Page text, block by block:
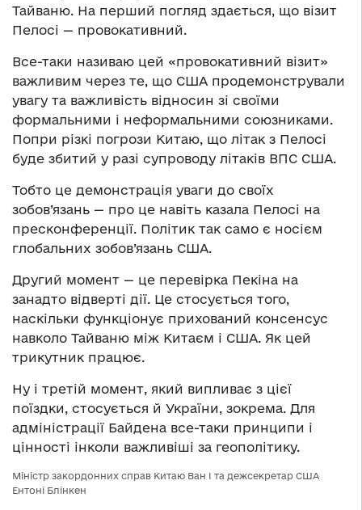
Тайваню. На перший погляд здається, що візит
Пелосі — провокативний.
Все-таки називаю цей «провокативний візит»
важливим через те, що США продемонстрували
увагу та важливість відносин зі своїми
формальними і неформальними союзниками.
Попри різкі погрози Китаю, що літак з Пелосі
буде збитий у разі супроводу літаків ВПС США.
Тобто це демонстрація уваги до своїх
зобов’язань — про це навіть казала Пелосі на
пресконференції. Політик так само є носієм
глобальних зобов’язань США.
Другий момент — це перевірка Пекіна на
занадто відверті дії. Це стосується того,
наскільки функціонує прихований консенсус
навколо Тайваню між Китаєм і США. Як цей
трикутник працює.
Ну і третій момент, який випливає з цієї
поїздки, стосується й України, зокрема. Для
адміністрації Байдена все-таки принципи і
цінності інколи важливіші за геополітику.
Міністр закордонних справ Китаю Ван І та дежсекретар США
Ентоні Блінкен